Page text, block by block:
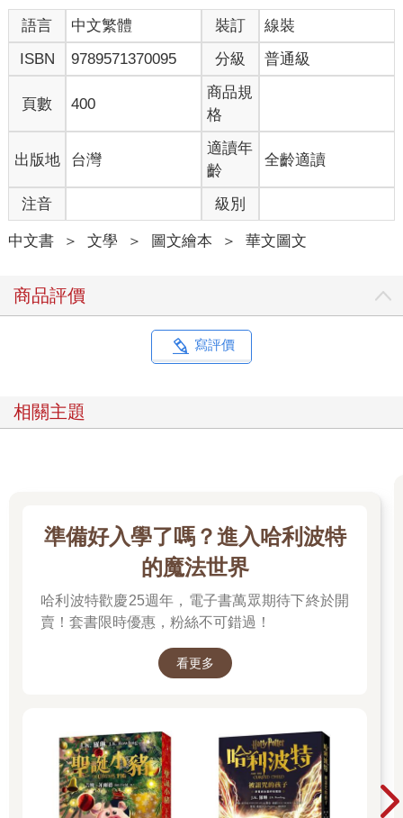
以對我有不一樣的定義。
其實不只這五年，我人生中有太多幫助我的貴人才能這麼順遂，不管是親朋
好友或是工作上接觸的人，每個對我好的人我都銘記在心，所以這次也像發
喜帖般，謹慎地邀請貴人們來幫我完成書中的其中幾部分，非常謝謝你們在
人生幫過我外，還答應了這次的邀稿。
當然最感謝還有一直在支持我的你們，我其實很不太說粉絲這兩個字，我覺
得大家只是有緣千里來相會，剛好你喜歡的東西我會畫而已。最重要的是有
你們一路的支持，我才會有現在這樣的發展與成績。哪怕只是一組貼圖、一
本書還是一個讚，對我來說都是很大的鼓勵與信任，好險一路有你們，我愛
大家，如果可以我們50週年再見（50好像又有點多）。
語言 中文繁體 裝訂
線裝
ISBN
9789571370095 分級 普通級
頁數 400
商品規
格
出版地 台灣
適讀年
齡
全齡適讀
注音 級別
中文書 ＞ 文學 ＞ 圖文繪本 ＞ 華文圖文
商品評價
寫評價
相關主題
準備好入學了嗎？進入哈利波特
的魔法世界
哈利波特歡慶25週年，電子書萬眾期待下終於開
賣！套書限時優惠，粉絲不可錯過！
看更多